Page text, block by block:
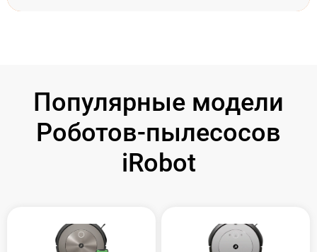
Популярные модели
Роботов-пылесосов
iRobot